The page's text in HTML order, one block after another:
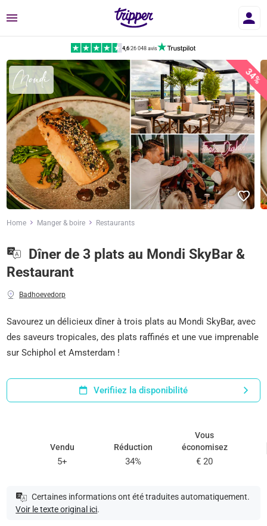
Menu
4,6|26 048 avis
34%
Home Manger & boire Restaurants
Dîner de 3 plats au Mondi SkyBar &
Restaurant
Badhoevedorp
Savourez un délicieux dîner à trois plats au Mondi SkyBar, avec
des saveurs tropicales, des plats raffinés et une vue imprenable
sur Schiphol et Amsterdam !
Verifiiez la disponibilité
Vendu
5+
Réduction
34%
Vous
économisez
€ 20
Certaines informations ont été traduites automatiquement.
Voir le texte original ici.